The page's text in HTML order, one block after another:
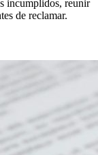
incumplidos, reunir
de reclamar.